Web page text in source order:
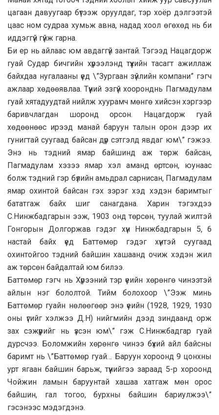
цагаан давуугаар бүтээж оруулдаг, тэр хоёр дэлгээтэй
цаас ном судраа хумьж авна, надад хоол өгөхөд нь би
иддэггүй гүйж гарна.
Би ер нь айлаас юм авдаггүй зантай. Тэгээд Нацагдорж
гуай Судар бичгийн хүрээлэнд түүхийн тасагт ажиллаж
байхдаа нугалааны үед \”Зургаан зүйлийн компани” гэгч
ажлаар хөдөөявлаа. Түүний эзгүй хооронднь Пагмадулам
гуай хятадуудтай нийлж хуурамч мөнгө хийсэн хэргээр
баривчлагдан шоронд орсон. Нацагдорж гуай
хөдөөнөөс ирээд манай баруун талын орон дээр их
гунигтай суугаад байсан дүр сэтгэлд явдаг юм\” гэжээ.
Энэ нь тэдний ямар байшинд аж төрж байсан,
Пагмадулам хэзээ ямар хэл аманд өртсөн, юунаас
болж тэдний гэр бүлийн амьдрал сарнисан, Пагмадулам
ямар охинтой байсан гэх зэрэг хэд хэдэн баримтыг
бататгаж байх шиг санагдана. Харин тэгэхдээ
С.Нинжбадгарын ээж, 1903 онд төрсөн, туулай жилтэй
Гонгорын Долгоржав гэдэг хүн Нинжбадгарын 5, 6
настай байх үед Баттөмөр гэдэг хүнтэй суугаад
охинтойгоо тэдний байшин хашаанд очиж хэдэн жил
аж төрсөн байдалтай юм билээ.
Баттөмөр гэгч нь Хүрээний тэр үеийн хөрөнгө чинээтэй
айлын нэг бололтой. Тийм болохоор \”Ээж минь
Баттөмөр гуайн нөлөөгөөр энэ үеийн (1928, 1929, 1930
оны үгийг хэлжээ Д.Н) нийгмийн дээд зиндаанд орж
зах сэжүүрийг нь үзсэн юм\” гэж С.Нинжбадгар гуай
дурсчээ. Боломжийн хөрөнгө чинээ бүхий айл байсны
баримт нь \”Баттөмөр гуай… Баруун хороонд 9 цонхны
урт ягаан байшин барьж, түүнийгээ зараад 5-р хороонд
Чойжин ламын баруунтай хашаа хатгаж мөн орос
байшин, гал тогоо, бурхны байшин бариулжээ\”
гэсэнээс мэдэгдэнэ.